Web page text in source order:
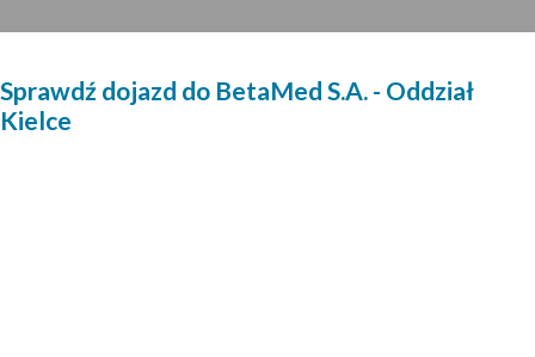
Sprawdź dojazd do BetaMed S.A. - Oddział
Kielce